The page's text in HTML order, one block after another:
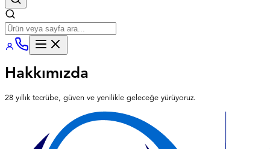
Hakkımızda
28 yıllık tecrübe, güven ve yenilikle geleceğe yürüyoruz.